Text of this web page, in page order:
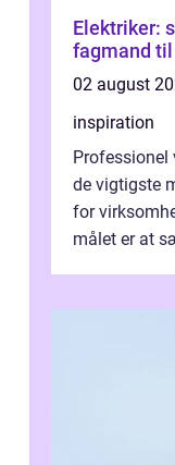
Elektriker:
fagmand
02 august
inspiration
Professionel
de vigtigste
for
målet er at